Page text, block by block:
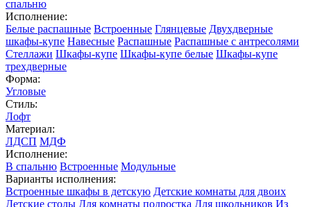
спальню
Исполнение:
Белые распашные Встроенные Глянцевые Двухдверные
шкафы-купе Навесные Распашные Распашные с антресолями
Стеллажи Шкафы-купе Шкафы-купе белые Шкафы-купе
трехдверные
Форма:
Угловые
Стиль:
Лофт
Материал:
ЛДСП МДФ
Исполнение:
В спальню Встроенные Модульные
Варианты исполнения:
Встроенные шкафы в детскую Детские комнаты для двоих
Детские столы Для комнаты подростка Для школьников Из